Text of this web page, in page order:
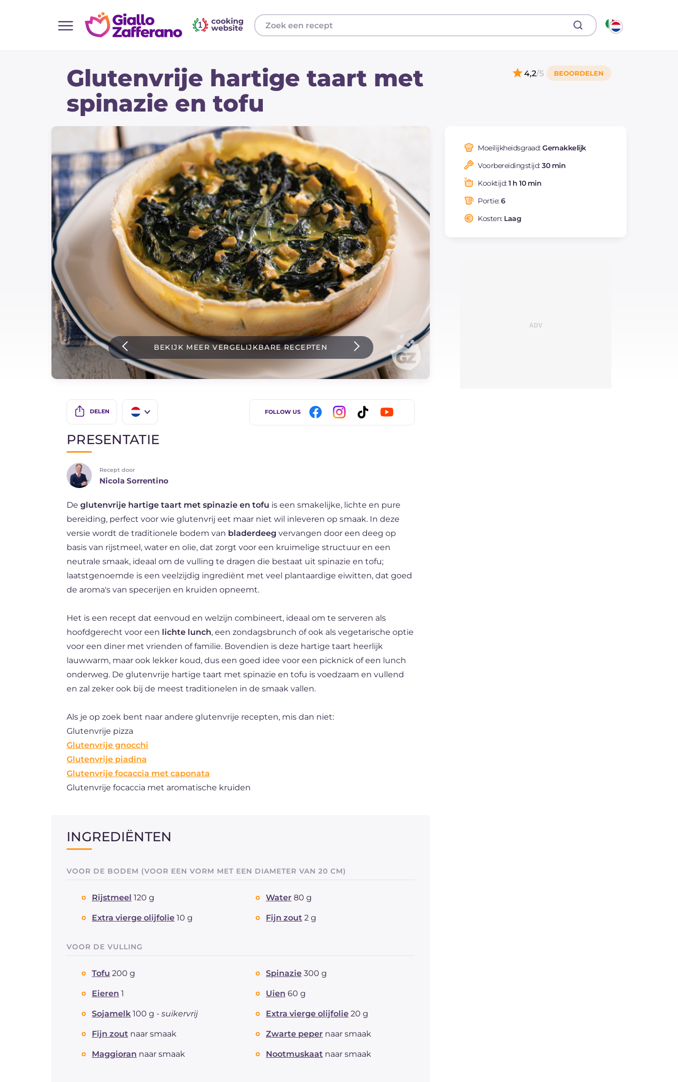
Bijgerechten
Pizza's en Focaccia
Taarten & Bakken
Nieuwste recepten
IT Website
Instagram
YouTube
Glutenvrije hartige taart met
spinazie en tofu
4,2/5
BEKIJK MEER VERGELIJKBARE RECEPTEN
DELEN
FR
DE
FOLLOW US
Moeilijkheidsgraad:Gemakkelijk
Voorbereidingstijd:30 min
Kooktijd:1 h 10 min
Portie:6
Kosten: Laag
PRESENTATIE
Recept door
Nicola Sorrentino
De glutenvrije hartige taart met spinazie en tofu is een smakelijke, lichte en pure
bereiding, perfect voor wie glutenvrij eet maar niet wil inleveren op smaak. In deze
versie wordt de traditionele bodem van bladerdeeg vervangen door een deeg op
basis van rijstmeel, water en olie, dat zorgt voor een kruimelige structuur en een
neutrale smaak, ideaal om de vulling te dragen die bestaat uit spinazie en tofu;
laatstgenoemde is een veelzijdig ingrediënt met veel plantaardige eiwitten, dat goed
de aroma's van specerijen en kruiden opneemt.
Het is een recept dat eenvoud en welzijn combineert, ideaal om te serveren als
hoofdgerecht voor een lichte lunch, een zondagsbrunch of ook als vegetarische optie
voor een diner met vrienden of familie. Bovendien is deze hartige taart heerlijk
lauwwarm, maar ook lekker koud, dus een goed idee voor een picknick of een lunch
onderweg. De glutenvrije hartige taart met spinazie en tofu is voedzaam en vullend
en zal zeker ook bij de meest traditionelen in de smaak vallen.
Als je op zoek bent naar andere glutenvrije recepten, mis dan niet:
Glutenvrije pizza
Glutenvrije gnocchi
Glutenvrije piadina
Glutenvrije focaccia met caponata
Glutenvrije focaccia met aromatische kruiden
INGREDIËNTEN
VOOR DE BODEM (VOOR EEN VORM MET EEN DIAMETER VAN 20 CM)
Rijstmeel 120 g Water 80 g
Extra vierge olijfolie 10 g Fijn zout 2 g
VOOR DE VULLING
Tofu 200 g Spinazie 300 g
Eieren 1 Uien 60 g
Sojamelk 100 g - suikervrij Extra vierge olijfolie 20 g
Fijn zout naar smaak Zwarte peper naar smaak
Maggioran naar smaak Nootmuskaat naar smaak